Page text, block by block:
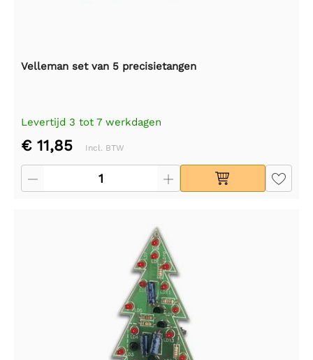
Velleman set van 5 precisietangen
Levertijd 3 tot 7 werkdagen
€ 11,85 Incl. BTW